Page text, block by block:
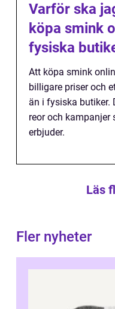
Varför ska
köpa smink
fysiska
Att köpa smink
billigare priser och
än i fysiska butiker.
reor och
erbjuder.
Läs
Fler nyheter